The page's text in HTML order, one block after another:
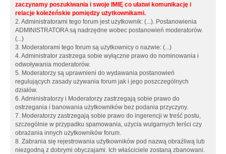
zaczynamy poszukiwania i swoje IMIĘ co ułatwi komunikację i
relacje koleżeńskie pomiędzy użytkownikami.
2. Administratorami tego forum jest użytkownik: (...). Postanowienia
ADMINISTRATORA są nadrzędne wobec postanowień moderatorów.
(...)
3. Moderatorami tego forum są użytkownicy o nazwie: (...)
4. Administrator zastrzega sobie wyłączne prawo do nominowania i
odwoływania moderatorów.
5. Moderatorzy są uprawnieni do wydawania postanowień
regulujących zasady używania forum jak i jego poszczególnych
działów.
6. Administratorzy i Moderatorzy zastrzegają sobie prawo do
ostrzegania i banowania użytkowników bez podania przyczyny.
7. Moderatorzy zastrzegają sobie prawo do ingerencji w treść postu,
szczególnie w przypadku spamowania, użycia wulgarnych terści czy
obrażania innych użytkowników forum.
8. Zabrania się rejestrowania użytkowników pod nazwą obraźliwą lub
niezgodną z dobrymi obyczajami. Ich właściciele zostaną zbanowani.